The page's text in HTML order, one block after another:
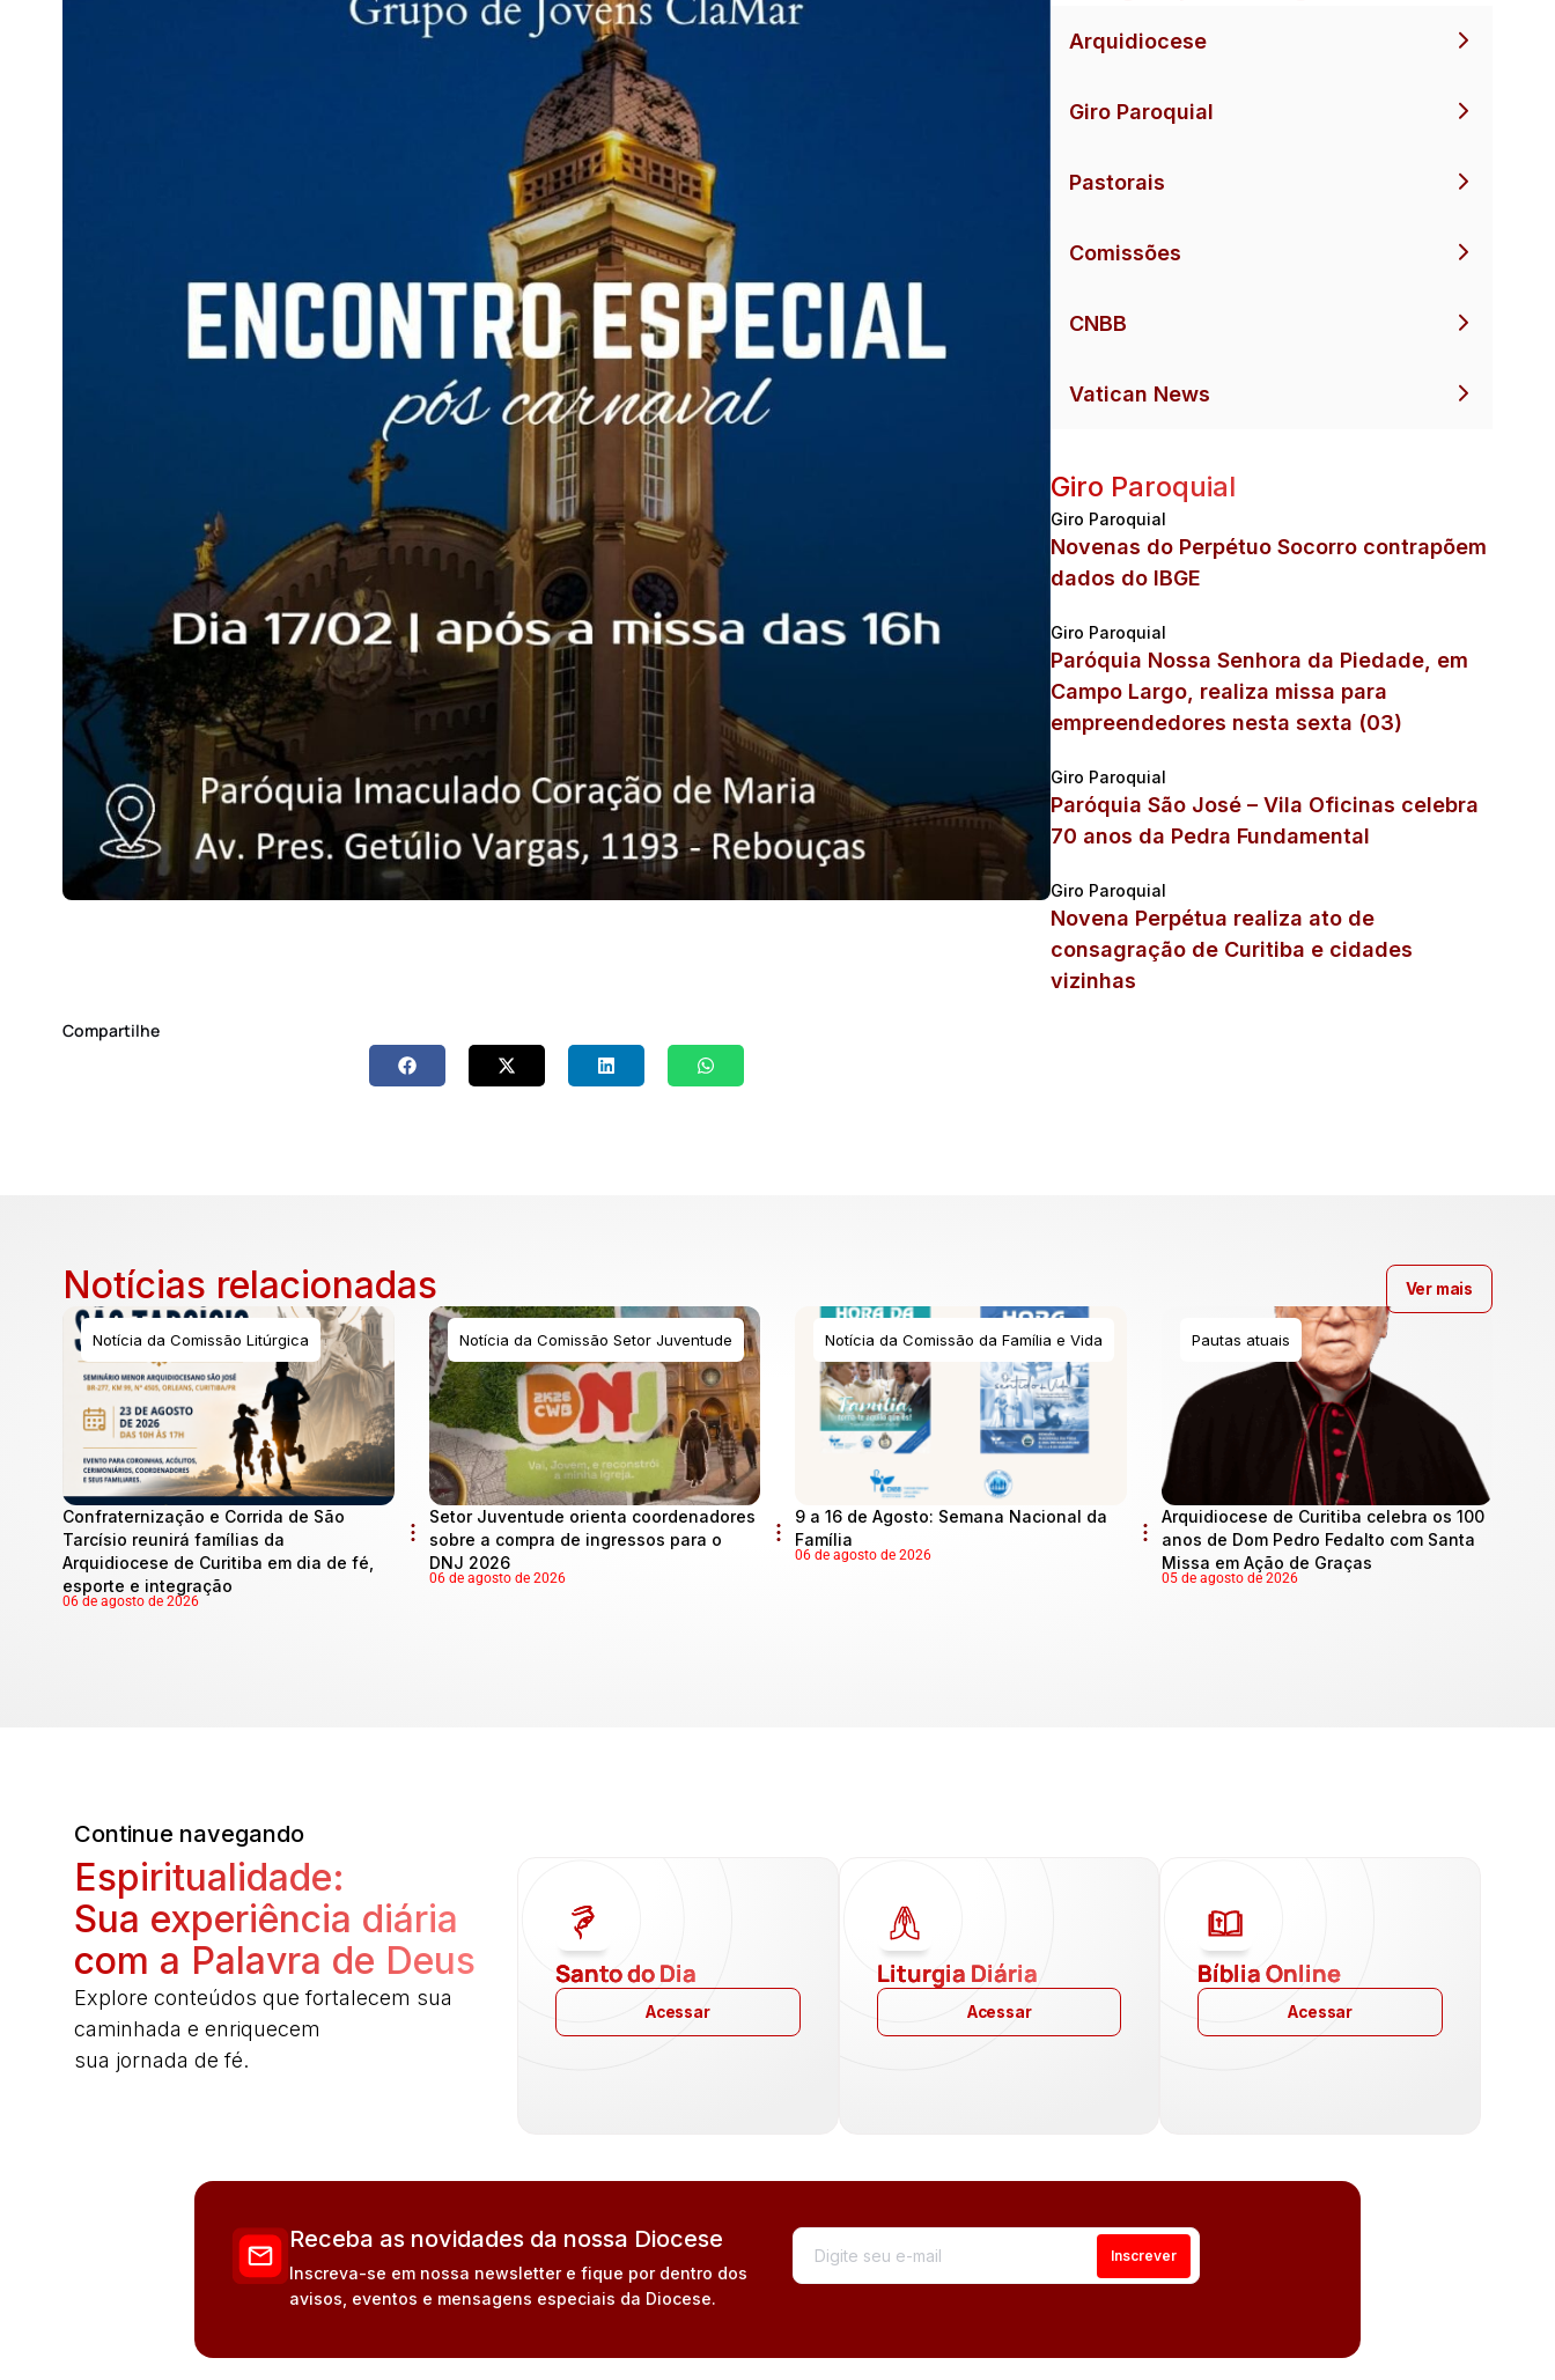
Compartilhe
Arquidiocese
Giro Paroquial
Pastorais
Comissões
CNBB
Vatican News
Giro Paroquial
Giro Paroquial
Novenas do Perpétuo Socorro contrapõem
dados do IBGE
Giro Paroquial
Paróquia Nossa Senhora da Piedade, em
Campo Largo, realiza missa para
empreendedores nesta sexta (03)
Giro Paroquial
Paróquia São José – Vila Oficinas celebra
70 anos da Pedra Fundamental
Giro Paroquial
Novena Perpétua realiza ato de
consagração de Curitiba e cidades
vizinhas
Notícias relacionadas
Notícia da Comissão Litúrgica
Confraternização e Corrida de São
Tarcísio reunirá famílias da
Arquidiocese de Curitiba em dia de fé,
esporte e integração
06 de agosto de 2026
Notícia da Comissão Setor Juventude
Setor Juventude orienta coordenadores
sobre a compra de ingressos para o
DNJ 2026
06 de agosto de 2026
Notícia da Comissão da Família e Vida
9 a 16 de Agosto: Semana Nacional da
Família
06 de agosto de 2026
Pautas atuais
Arquidiocese de Curitiba celebra os 100
anos de Dom Pedro Fedalto com Santa
Missa em Ação de Graças
05 de agosto de 2026
Ver mais
Continue navegando
Espiritualidade:
Sua experiência diária
com a Palavra de Deus
Explore conteúdos que fortalecem sua
caminhada e enriquecem
sua jornada de fé.
Santo do Dia
Acessar
Liturgia Diária
Acessar
Bíblia Online
Acessar
Receba as novidades da nossa Diocese
Inscreva-se em nossa newsletter e fique por dentro dos
avisos, eventos e mensagens especiais da Diocese.